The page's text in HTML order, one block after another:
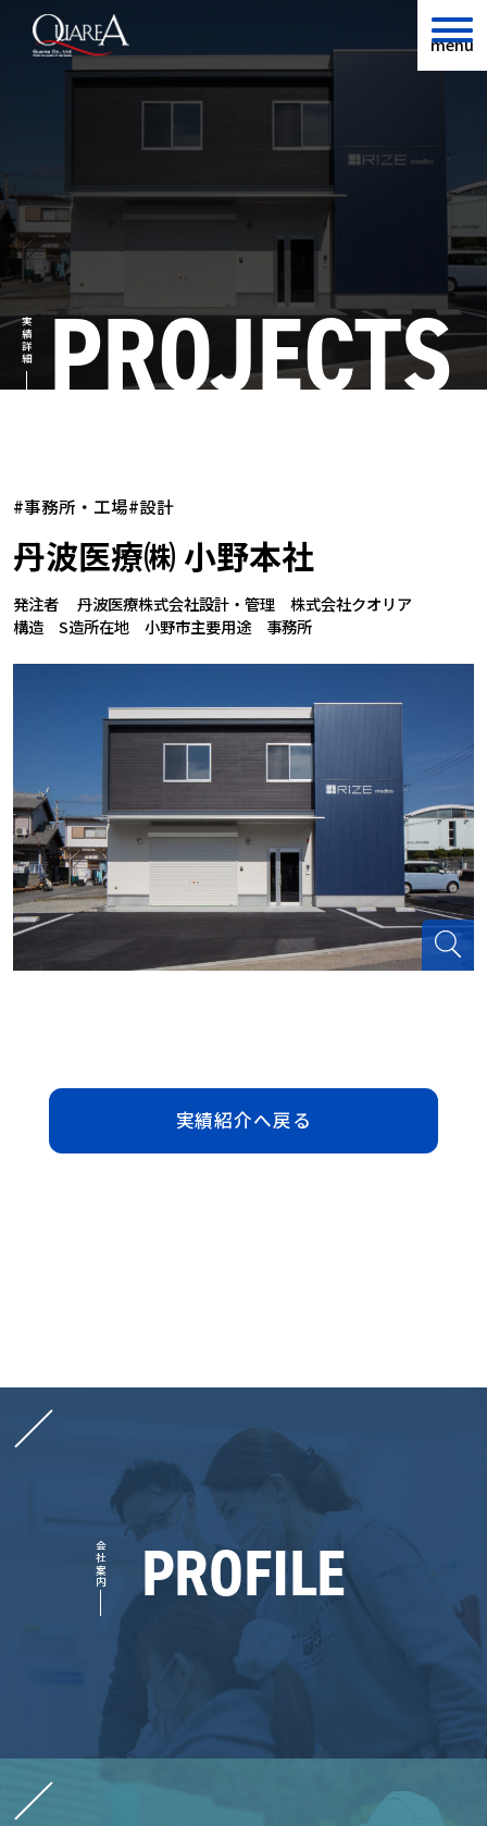
menu
実績詳細 PROJECTS
#事務所・工場#設計
丹波医療㈱ 小野本社
発注者 丹波医療株式会社設計・管理 株式会社クオリア
構造 S造所在地 小野市主要用途 事務所
実績紹介へ戻る
PROFILE
会社案内